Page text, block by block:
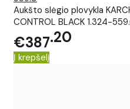
Aukšto slėgio plovykla
CONTROL BLACK 1.324-
€387 20
Į krepšelį